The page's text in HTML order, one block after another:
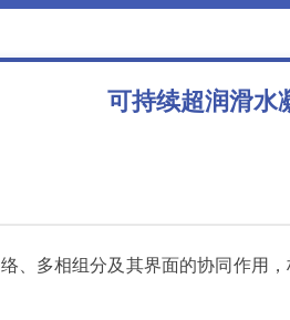
可持续超润滑水
、多相组分及其界面的协同作用